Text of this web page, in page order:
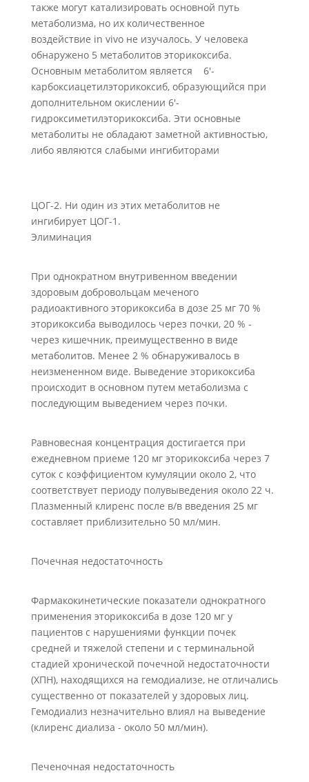
также могут катализировать основной путь
метаболизма, но их количественное
воздействие in vivo не изучалось. У человека
обнаружено 5 метаболитов эторикоксиба.
Основным метаболитом является 6'-
карбоксиацетилэторикоксиб, образующийся при
дополнительном окислении 6'-
гидроксиметилэторикоксиба. Эти основные
метаболиты не обладают заметной активностью,
либо являются слабыми ингибиторами
ЦОГ-2. Ни один из этих метаболитов не
ингибирует ЦОГ-1.
Элиминация
При однократном внутривенном введении
здоровым добровольцам меченого
радиоактивного эторикоксиба в дозе 25 мг 70 %
эторикоксиба выводилось через почки, 20 % -
через кишечник, преимущественно в виде
метаболитов. Менее 2 % обнаруживалось в
неизмененном виде. Выведение эторикоксиба
происходит в основном путем метаболизма с
последующим выведением через почки.
Равновесная концентрация достигается при
ежедневном приеме 120 мг эторикоксиба через 7
суток с коэффициентом кумуляции около 2, что
соответствует периоду полувыведения около 22 ч.
Плазменный клиренс после в/в введения 25 мг
составляет приблизительно 50 мл/мин.
Почечная недостаточность
Фармакокинетические показатели однократного
применения эторикоксиба в дозе 120 мг у
пациентов с нарушениями функции почек
средней и тяжелой степени и с терминальной
стадией хронической почечной недостаточности
(ХПН), находящихся на гемодиализе, не отличались
существенно от показателей у здоровых лиц.
Гемодиализ незначительно влиял на выведение
(клиренс диализа - около 50 мл/мин).
Печеночная недостаточность